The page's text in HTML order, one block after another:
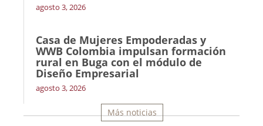
agosto 3, 2026
Casa de Mujeres Empoderadas y
WWB Colombia impulsan formación
rural en Buga con el módulo de
Diseño Empresarial
agosto 3, 2026
Más noticias